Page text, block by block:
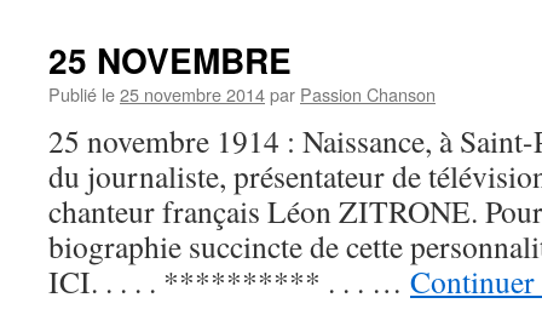
25 NOVEMBRE
Publié le25 novembre 2014par Passion Chanson
25 novembre 1914 : Naissance, à
du journaliste, présentateur de
chanteur français Léon ZITRONE.
biographie succincte de cette
ICI. . . . . ********** . . . …